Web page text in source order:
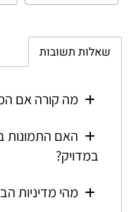
שאלות תשובות
מה קורה אם
האם התמונות
במדויק?
מהי מדיניות